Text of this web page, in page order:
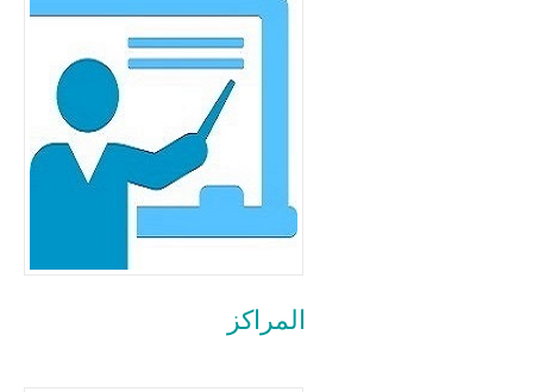
المراكز